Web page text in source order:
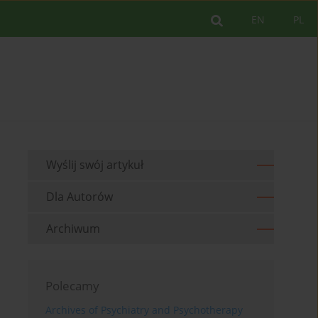
PL
EN
Wyślij swój artykuł
Dla Autorów
Archiwum
Polecamy
Archives of Psychiatry and Psychotherapy